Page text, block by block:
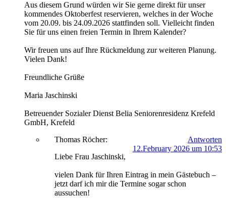
Aus diesem Grund würden wir Sie gerne direkt für unser
kommendes Oktoberfest reservieren, welches in der Woche
vom 20.09. bis 24.09.2026 stattfinden soll. Vielleicht finden
Sie für uns einen freien Termin in Ihrem Kalender?
Wir freuen uns auf Ihre Rückmeldung zur weiteren Planung.
Vielen Dank!
Freundliche Grüße
Maria Jaschinski
Betreuender Sozialer Dienst Belia Seniorenresidenz Krefeld
GmbH, Krefeld
Thomas Röcher:
Antworten
12.February 2026 um 10:53
Liebe Frau Jaschinski,
vielen Dank für Ihren Eintrag in mein Gästebuch –
jetzt darf ich mir die Termine sogar schon
aussuchen!